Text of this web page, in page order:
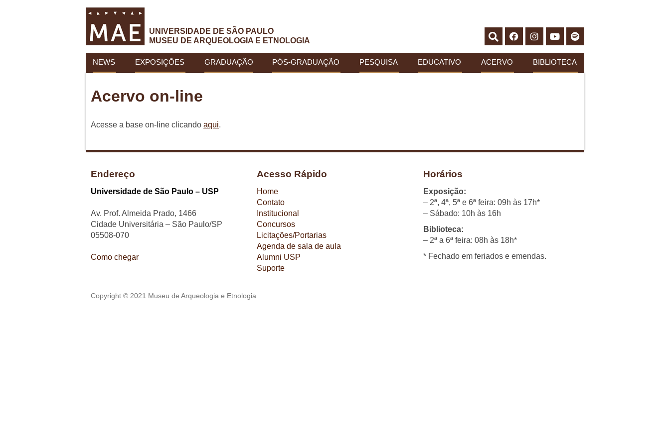
UNIVERSIDADE DE SÃO PAULO
MUSEU DE ARQUEOLOGIA E ETNOLOGIA
NEWS EXPOSIÇÕES GRADUAÇÃO PÓS-GRADUAÇÃO PESQUISA EDUCATIVO ACERVO BIBLIOTECA
Acervo on-line
Acesse a base on-line clicando aqui.
Endereço
Universidade de São Paulo – USP
Av. Prof. Almeida Prado, 1466
Cidade Universitária – São Paulo/SP
05508-070
Como chegar
Acesso Rápido
Home
Contato
Institucional
Concursos
Licitações/Portarias
Agenda de sala de aula
Alumni USP
Suporte
Horários
Exposição:
– 2ª, 4ª, 5ª e 6ª feira: 09h às 17h*
– Sábado: 10h às 16h
Biblioteca:
– 2ª a 6ª feira: 08h às 18h*
* Fechado em feriados e emendas.
Copyright © 2021 Museu de Arqueologia e Etnologia